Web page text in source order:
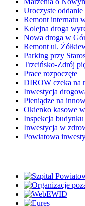
Uroczyste
Remont internatu
Kolejna droga
Nowa droga w
Remont ul.
Parking przy
Trzcińsko-Zdrój
Prace rozpoczęte
DIROW czeka na
Inwestycja
Pieniądze na
Okienko kasowe
Inspekcja
Inwestycja w
Powiatowa